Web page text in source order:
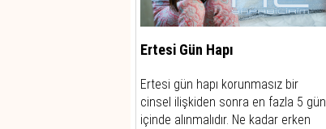
Ertesi Gün Hapı
Ertesi gün hapı korunmasız bir
cinsel ilişkiden sonra en fazla 5 gün
içinde alınmalıdır. Ne kadar erken